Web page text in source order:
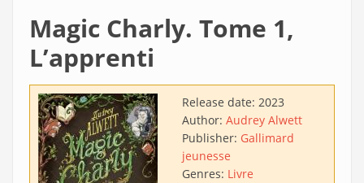
Magic Charly. Tome 1,
L’apprenti
Release date: 2023
Author: Audrey Alwett
Publisher: Gallimard
jeunesse
Genres: Livre